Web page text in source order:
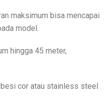
maksimum bisa mencapai
model.
hingga 45 meter,
cor atau stainless steel